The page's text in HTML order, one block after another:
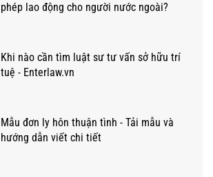
phép lao động cho người nước ngoài?
Khi nào cần tìm luật sư tư vấn sở hữu trí
tuệ - Enterlaw.vn
Mẫu đơn ly hôn thuận tình - Tải mẫu và
hướng dẫn viết chi tiết